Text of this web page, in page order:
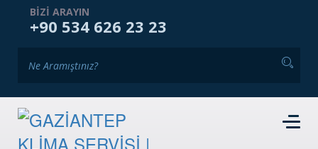
ANASAYFA
RANDEVU TALEBI
BIZI ARAYIN
+90 534 626 23 23